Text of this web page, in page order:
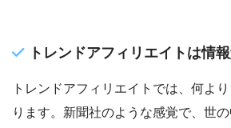
トレンドアフィリエイトは情
トレンドアフィリエイトでは、何よ
ります。新聞社のような感覚で、世